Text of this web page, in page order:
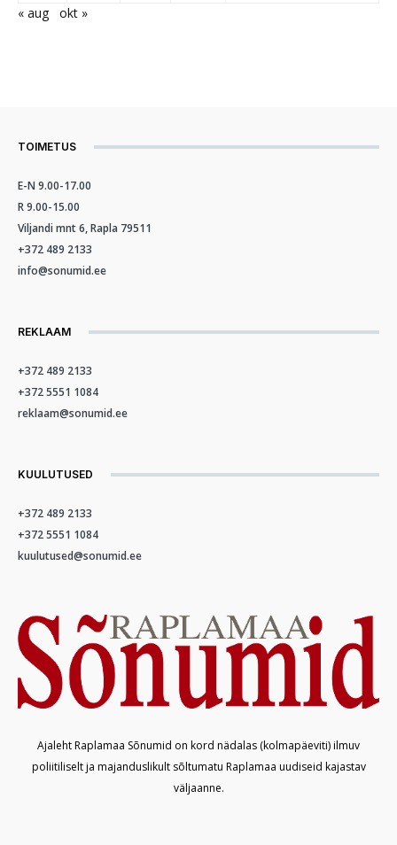
« aug
okt »
TOIMETUS
E-N 9.00-17.00
R 9.00-15.00
Viljandi mnt 6, Rapla 79511
+372 489 2133
info@sonumid.ee
REKLAAM
+372 489 2133
+372 5551 1084
reklaam@sonumid.ee
KUULUTUSED
+372 489 2133
+372 5551 1084
kuulutused@sonumid.ee
Ajaleht Raplamaa Sõnumid on kord nädalas (kolmapäeviti) ilmuv
poliitiliselt ja majanduslikult sõltumatu Raplamaa uudiseid kajastav
väljaanne.